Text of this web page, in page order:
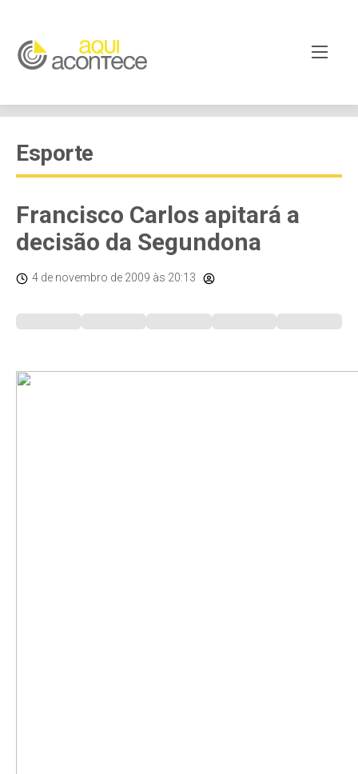
Esporte
Francisco Carlos apitará a
decisão da Segundona
4 de novembro de 2009 às 20:13